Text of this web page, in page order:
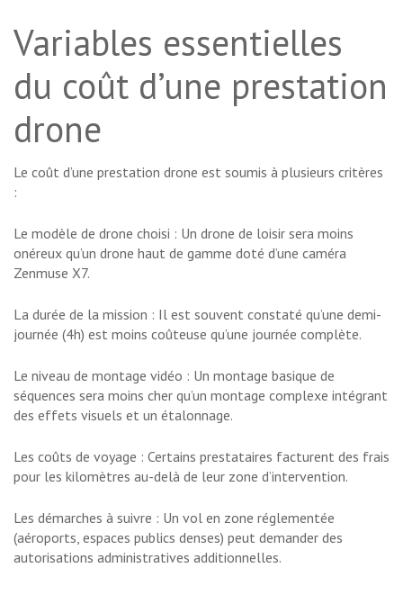
Variables essentielles
du coût d’une prestation
drone
Le coût d’une prestation drone est soumis à plusieurs critères
:
Le modèle de drone choisi : Un drone de loisir sera moins
onéreux qu’un drone haut de gamme doté d’une caméra
Zenmuse X7.
La durée de la mission : Il est souvent constaté qu’une demi-
journée (4h) est moins coûteuse qu’une journée complète.
Le niveau de montage vidéo : Un montage basique de
séquences sera moins cher qu’un montage complexe intégrant
des effets visuels et un étalonnage.
Les coûts de voyage : Certains prestataires facturent des frais
pour les kilomètres au-delà de leur zone d’intervention.
Les démarches à suivre : Un vol en zone réglementée
(aéroports, espaces publics denses) peut demander des
autorisations administratives additionnelles.